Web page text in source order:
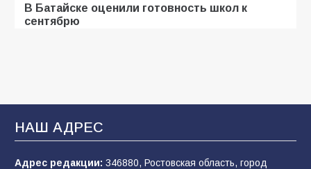
В Батайске оценили готовность школ к
сентябрю
образовательного кластера
100 05.08.2026
НАШ АДРЕС
Адрес редакции: 346880, Ростовская область, город